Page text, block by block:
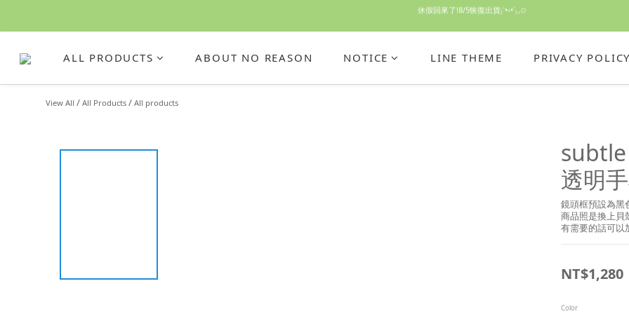
休假回來了!8/5恢復出貨₍˄•༝•˄₎◞✩
手機殼皆為預購需等7天左右喔!
亮綠澎澎夾棉立體相機包 預購中! 製作有點延遲預計八月中出貨
ALL PRODUCTS ABOUT NO REASON NOTICE LINE THEME PRIVACY
View All / All Products / All products
透明
鏡頭框預設為黑
商品照是換上貝
有需要的話可以
NT$1,280
Color